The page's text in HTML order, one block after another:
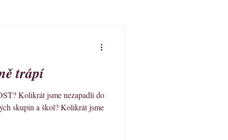
trápí
Kolikrát jsme nezapadli do
skupin a škol? Kolikrát jsme